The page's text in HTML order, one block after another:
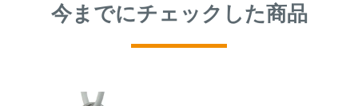
今までにチェックした商品